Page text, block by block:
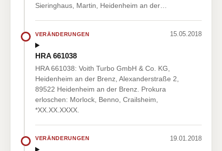
Sieringhaus, Martin, Heidenheim an der…
VERÄNDERUNGEN 15.05.2018
HRA 661038
HRA 661038: Voith Turbo GmbH & Co. KG,
Heidenheim an der Brenz, Alexanderstraße 2,
89522 Heidenheim an der Brenz. Prokura
erloschen: Morlock, Benno, Crailsheim,
*XX.XX.XXXX.
VERÄNDERUNGEN 19.01.2018